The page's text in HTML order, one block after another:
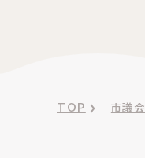
TOP 市議会